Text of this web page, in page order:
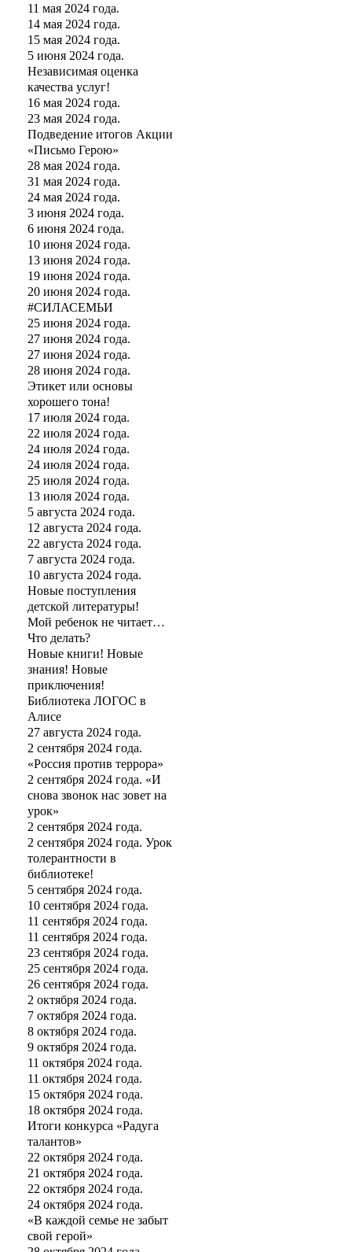
11 мая 2024 года.
14 мая 2024 года.
15 мая 2024 года.
5 июня 2024 года.
Независимая оценка
качества услуг!
16 мая 2024 года.
23 мая 2024 года.
Подведение итогов Акции
«Письмо Герою»
28 мая 2024 года.
31 мая 2024 года.
24 мая 2024 года.
3 июня 2024 года.
6 июня 2024 года.
10 июня 2024 года.
13 июня 2024 года.
19 июня 2024 года.
20 июня 2024 года.
#СИЛАСЕМЬИ
25 июня 2024 года.
27 июня 2024 года.
27 июня 2024 года.
28 июня 2024 года.
Этикет или основы
хорошего тона!
17 июля 2024 года.
22 июля 2024 года.
24 июля 2024 года.
24 июля 2024 года.
25 июля 2024 года.
13 июля 2024 года.
5 августа 2024 года.
12 августа 2024 года.
22 августа 2024 года.
7 августа 2024 года.
10 августа 2024 года.
Новые поступления
детской литературы!
Мой ребенок не читает…
Что делать?
Новые книги! Новые
знания! Новые
приключения!
Библиотека ЛОГОС в
Алисе
27 августа 2024 года.
2 сентября 2024 года.
«Россия против террора»
2 сентября 2024 года. «И
снова звонок нас зовет на
урок»
2 сентября 2024 года.
2 сентября 2024 года. Урок
толерантности в
библиотеке!
5 сентября 2024 года.
10 сентября 2024 года.
11 сентября 2024 года.
11 сентября 2024 года.
23 сентября 2024 года.
25 сентября 2024 года.
26 сентября 2024 года.
2 октября 2024 года.
7 октября 2024 года.
8 октября 2024 года.
9 октября 2024 года.
11 октября 2024 года.
11 октября 2024 года.
15 октября 2024 года.
18 октября 2024 года.
Итоги конкурса «Радуга
талантов»
22 октября 2024 года.
21 октября 2024 года.
22 октября 2024 года.
24 октября 2024 года.
«В каждой семье не забыт
свой герой»